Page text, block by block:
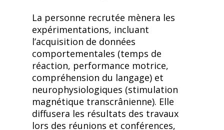
La personne recrutée mènera les
expérimentations, incluant
l’acquisition de données
comportementales (temps de
réaction, performance motrice,
compréhension du langage) et
neurophysiologiques (stimulation
magnétique transcrânienne). Elle
diffusera les résultats des travaux
lors des réunions et conférences,